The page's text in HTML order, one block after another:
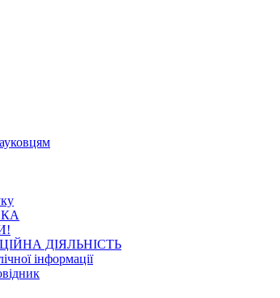
ДІЯЛЬНІСТЬ
інформації